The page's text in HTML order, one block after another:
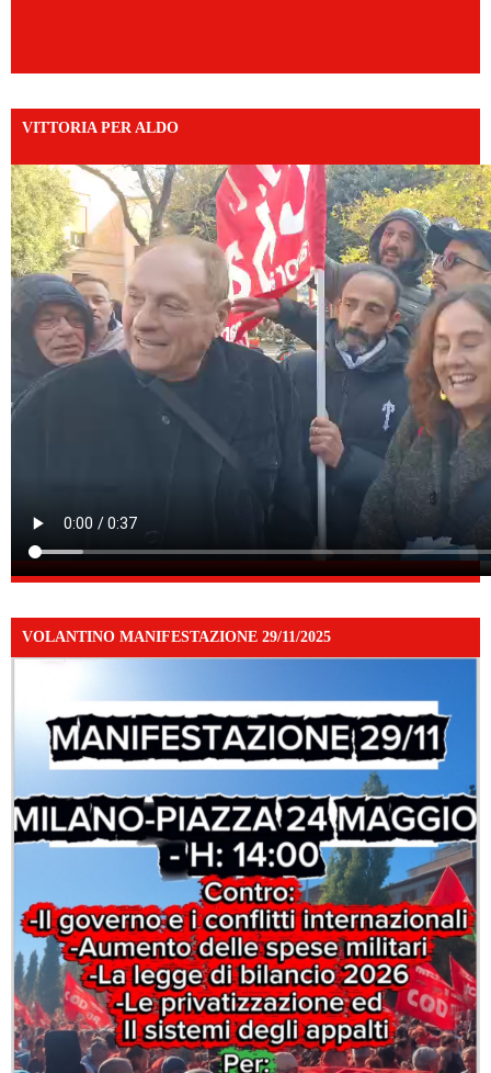
VITTORIA PER ALDO
VOLANTINO MANIFESTAZIONE 29/11/2025